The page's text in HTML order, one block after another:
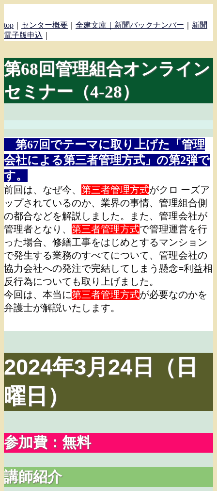
top センター概要 全建文庫｜ 新聞バックナンバー
新聞
電子版申込
第68回管理組合オンライン
セミナー（4-28）
第67回でテーマに取り上げた「管理
会社による第三者管理方式」の第2弾で
す。
前回は、なぜ今、 第三者管理方式がクロ ーズア
ップされているのか、業界の事情、管理組合側
の都合などを解説しました。また、管理会社が
管理者となり、 第三者管理方式で管理運営を行
った場合、修繕工事をはじめとするマンション
で発生する業務のすべてについて、管理会社の
協力会社への発注で完結してしまう懸念=利益相
反行為についても取り上げました。
今回は、本当に第三者管理方式が必要なのかを
弁護士が解説いたします。
2024年3月24日（日
曜日）
参加費：無料
講師紹介